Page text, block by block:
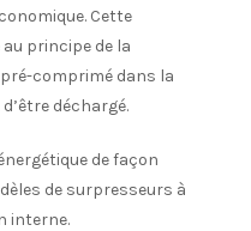
Cette
principe de la
comprimé dans la
déchargé.
de façon
de surpresseurs à
interne.